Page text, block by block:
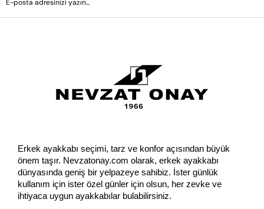
Erkek ayakkabı seçimi, tarz ve konfor açısından büyük
önem taşır. Nevzatonay.com olarak, erkek ayakkabı
dünyasında geniş bir yelpazeye sahibiz. İster günlük
kullanım için ister özel günler için olsun, her zevke ve
ihtiyaca uygun ayakkabılar bulabilirsiniz.